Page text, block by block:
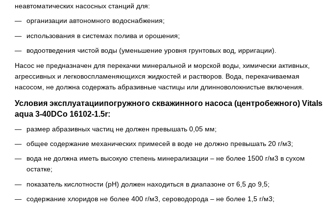
неавтоматических насосных станций для:
организации автономного водоснабжения;
использования в системах полива и орошения;
водоотведения чистой воды (уменьшение уровня грунтовых вод, ирригации).
Насос не предназначен для перекачки минеральной и морской воды, химически активных,
агрессивных и легковоспламеняющихся жидкостей и растворов. Вода, перекачиваемая
насосом, не должна содержать абразивные частицы или длинноволокнистые включения.
Условия эксплуатациипогружного скважинного насоса (центробежного) Vitals
aqua 3-40DCo 16102-1.5r:
размер абразивных частиц не должен превышать 0,05 мм;
общее содержание механических примесей в воде не должно превышать 20 г/м3;
вода не должна иметь высокую степень минерализации – не более 1500 г/м3 в сухом
остатке;
показатель кислотности (рН) должен находиться в диапазоне от 6,5 до 9,5;
содержание хлоридов не более 400 г/м3, сероводорода – не более 1,5 г/м3;